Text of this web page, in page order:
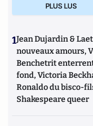
PLUS LUS
1Jean Dujardin &
nouveaux amours,
Benchetrit
fond, Victoria
Ronaldo du bisco-
Shakespeare queer